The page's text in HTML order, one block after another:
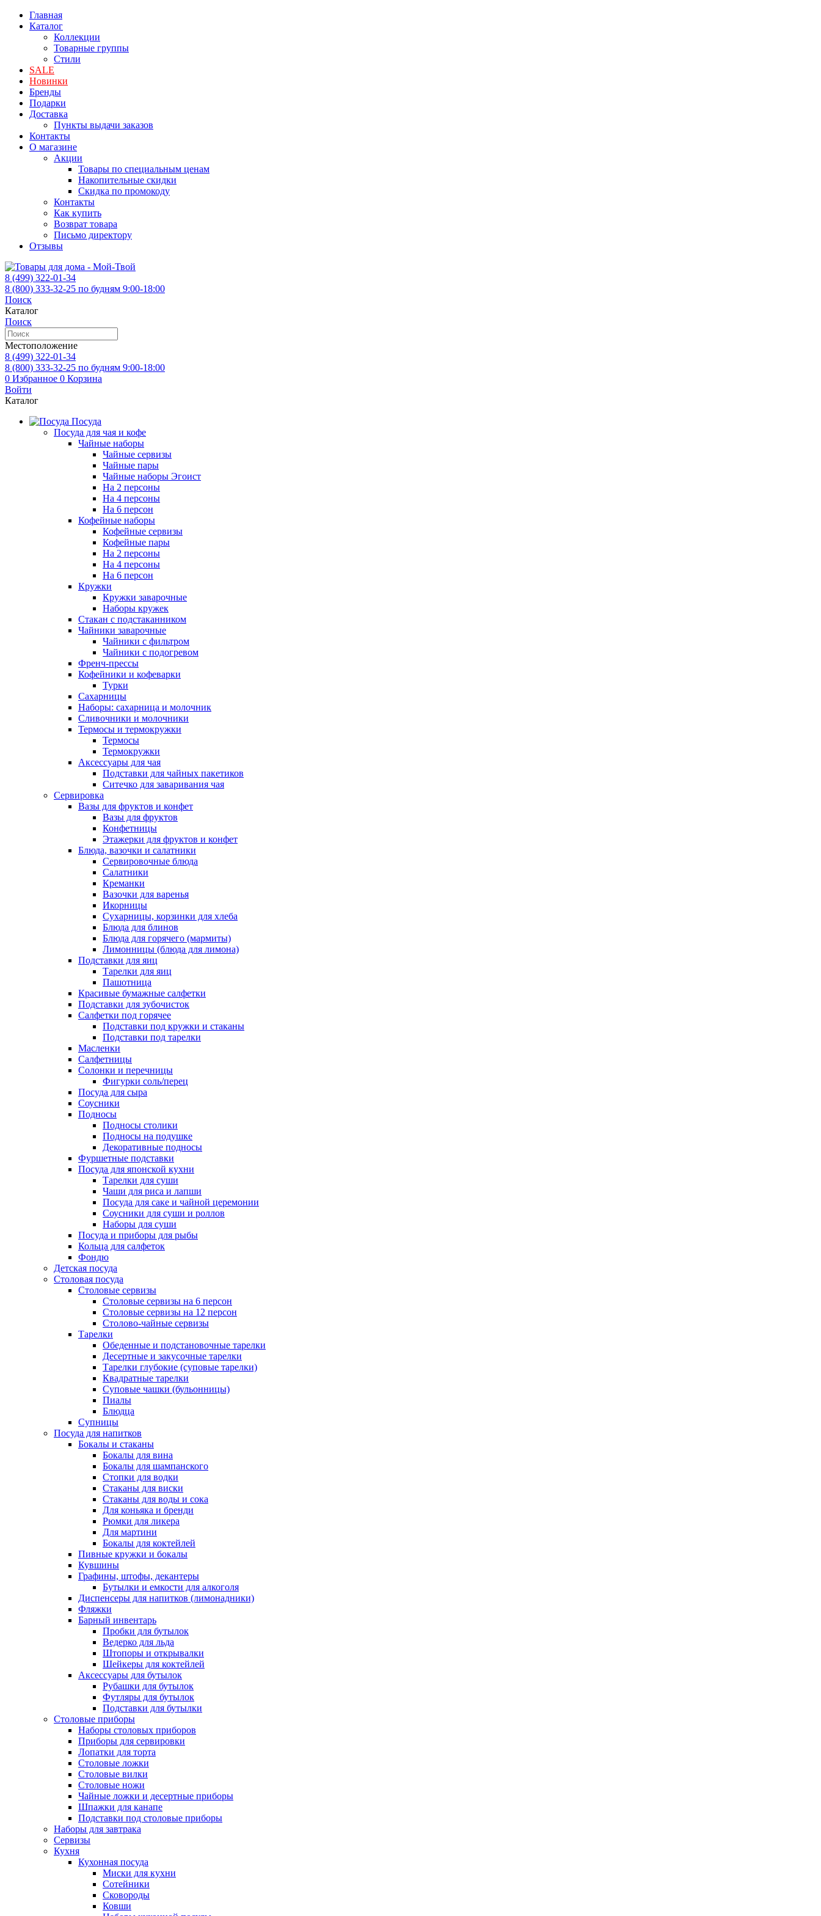
Главная
Каталог
Коллекции
Товарные группы
Стили
SALE
Новинки
Бренды
Подарки
Доставка
Пункты выдачи заказов
Контакты
О магазине
Акции
Товары по специальным ценам
Накопительные скидки
Скидка по промокоду
Контакты
Как купить
Возврат товара
Письмо директору
Отзывы
8 (499) 322-01-34
8 (800) 333-32-25 по будням 9:00-18:00
Поиск
Каталог
Поиск
Местоположение
8 (499) 322-01-34
8 (800) 333-32-25 по будням 9:00-18:00
0 Избранное 0 Корзина
Войти
Каталог
Посуда
Посуда для чая и кофе
Чайные наборы
Чайные сервизы
Чайные пары
Чайные наборы Эгоист
На 2 персоны
На 4 персоны
На 6 персон
Кофейные наборы
Кофейные сервизы
Кофейные пары
На 2 персоны
На 4 персоны
На 6 персон
Кружки
Кружки заварочные
Наборы кружек
Стакан с подстаканником
Чайники заварочные
Чайники с фильтром
Чайники с подогревом
Френч-прессы
Кофейники и кофеварки
Турки
Сахарницы
Наборы: сахарница и молочник
Сливочники и молочники
Термосы и термокружки
Термосы
Термокружки
Аксессуары для чая
Подставки для чайных пакетиков
Ситечко для заваривания чая
Сервировка
Вазы для фруктов и конфет
Вазы для фруктов
Конфетницы
Этажерки для фруктов и конфет
Блюда, вазочки и салатники
Сервировочные блюда
Салатники
Креманки
Вазочки для варенья
Икорницы
Сухарницы, корзинки для хлеба
Блюда для блинов
Блюда для горячего (мармиты)
Лимонницы (блюда для лимона)
Подставки для яиц
Тарелки для яиц
Пашотница
Красивые бумажные салфетки
Подставки для зубочисток
Салфетки под горячее
Подставки под кружки и стаканы
Подставки под тарелки
Масленки
Салфетницы
Солонки и перечницы
Фигурки соль/перец
Посуда для сыра
Соусники
Подносы
Подносы столики
Подносы на подушке
Декоративные подносы
Фуршетные подставки
Посуда для японской кухни
Тарелки для суши
Чаши для риса и лапши
Посуда для саке и чайной церемонии
Соусники для суши и роллов
Наборы для суши
Посуда и приборы для рыбы
Кольца для салфеток
Фондю
Детская посуда
Столовая посуда
Столовые сервизы
Столовые сервизы на 6 персон
Столовые сервизы на 12 персон
Столово-чайные сервизы
Тарелки
Обеденные и подстановочные тарелки
Десертные и закусочные тарелки
Тарелки глубокие (суповые тарелки)
Квадратные тарелки
Суповые чашки (бульонницы)
Пиалы
Блюдца
Супницы
Посуда для напитков
Бокалы и стаканы
Бокалы для вина
Бокалы для шампанского
Стопки для водки
Стаканы для виски
Стаканы для воды и сока
Для коньяка и бренди
Рюмки для ликера
Для мартини
Бокалы для коктейлей
Пивные кружки и бокалы
Кувшины
Графины, штофы, декантеры
Бутылки и емкости для алкоголя
Диспенсеры для напитков (лимонадники)
Фляжки
Барный инвентарь
Пробки для бутылок
Ведерко для льда
Штопоры и открывалки
Шейкеры для коктейлей
Аксессуары для бутылок
Рубашки для бутылок
Футляры для бутылок
Подставки для бутылки
Столовые приборы
Наборы столовых приборов
Приборы для сервировки
Лопатки для торта
Столовые ложки
Столовые вилки
Столовые ножи
Чайные ложки и десертные приборы
Шпажки для канапе
Подставки под столовые приборы
Наборы для завтрака
Сервизы
Кухня
Кухонная посуда
Миски для кухни
Сотейники
Сковороды
Ковши